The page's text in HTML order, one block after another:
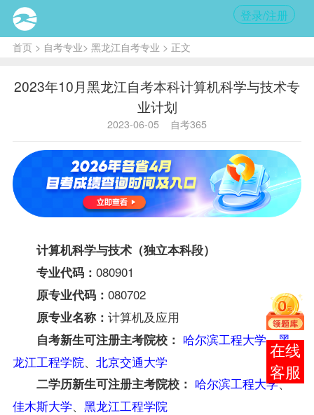
登录/注册
首页> 自考专业> 黑龙江自考专业 > 正文
2023年10月黑龙江自考本科计算机科学与技术专
业计划
2023-06-05 自考365
计算机科学与技术（独立本科段）
专业代码： 080901
原专业代码： 080702
原专业名称： 计算机及应用
自考新生可注册主考院校： 哈尔滨工程大学、黑
龙江工程学院、 北京交通大学
二学历新生可注册主考院校： 哈尔滨工程大学、
佳木斯大学、 黑龙江工程学院
报考
咨询